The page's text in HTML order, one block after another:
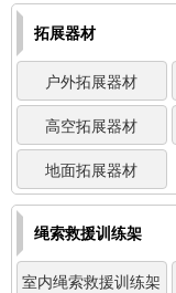
拓展器材
户外拓展器材
高空拓展器材
地面拓展器材
绳索救援训练架
室内绳索救援训练架